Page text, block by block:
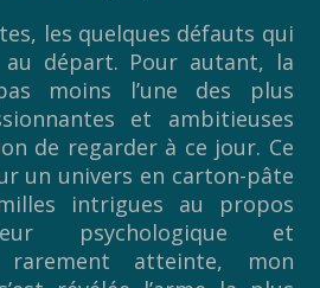
les quelques défauts qui
au départ. Pour autant, la
moins l’une des plus
et ambitieuses
de regarder à ce jour. Ce
un univers en carton-pâte
intrigues au propos
psychologique et
rarement atteinte, mon